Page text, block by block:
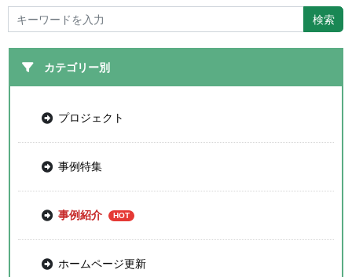
カテゴリー別
プロジェクト
事例特集
事例紹介
ホームページ更新